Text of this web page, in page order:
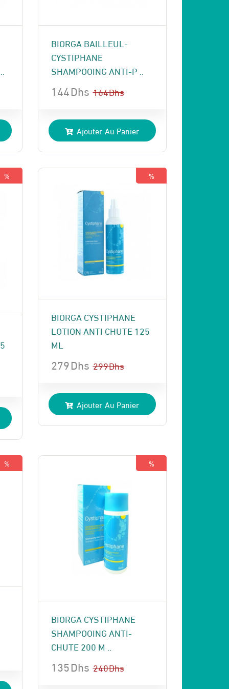
BIORGA BAILLEUL-
CYSTIPHANE
SHAMPOOING ANTI-P ..
164Dhs
prix
initial
était :
164 Dhs.
144Dhs
prix
actuel
est :
144 Dhs.
Ajouter Au Panier
% %
BIORGA CYSTIPHANE
LOTION ANTI CHUTE 125
ML
299Dhs
prix
initial
était :
279Dhs
prix
actuel
est :
Ajouter Au Panier
% %
BIORGA CYSTIPHANE
SHAMPOOING ANTI-
CHUTE 200 M ..
240Dhs
135Dhs